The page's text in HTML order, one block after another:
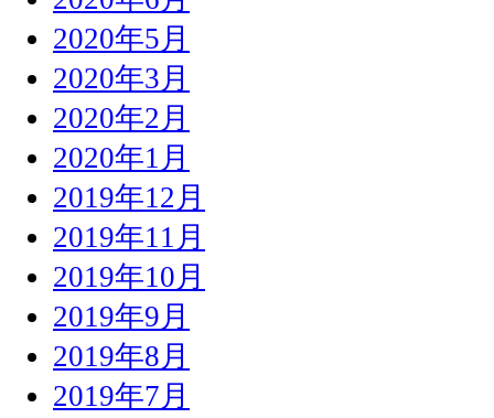
2020年5月
2020年3月
2020年2月
2020年1月
2019年12月
2019年11月
2019年10月
2019年9月
2019年8月
2019年7月